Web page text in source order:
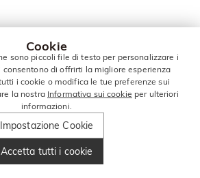
Cookie
sono piccoli file di testo per personalizzare i
consentono di offrirti la migliore esperienza
i cookie o modifica le tue preferenze sui
la nostra Informativa sui cookie per ulteriori
informazioni.
Impostazione Cookie
Accetta tutti i cookie